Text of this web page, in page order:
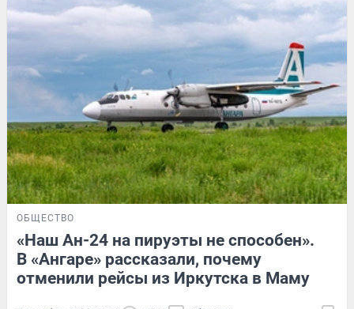
ОБЩЕСТВО
«Наш Ан-24 на пируэты не способен».
В «Ангаре» рассказали, почему
отменили рейсы из Иркутска в Маму